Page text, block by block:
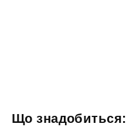
Що знадобиться: